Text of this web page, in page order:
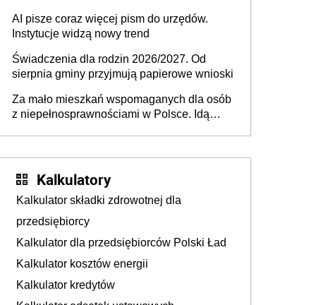
AI pisze coraz więcej pism do urzędów.
Instytucje widzą nowy trend
Świadczenia dla rodzin 2026/2027. Od
sierpnia gminy przyjmują papierowe wnioski
Za mało mieszkań wspomaganych dla osób
z niepełnosprawnościami w Polsce. Idą
Kalkulatory
Kalkulator składki zdrowotnej dla
przedsiębiorcy
Kalkulator dla przedsiębiorców Polski Ład
Kalkulator kosztów energii
Kalkulator kredytów